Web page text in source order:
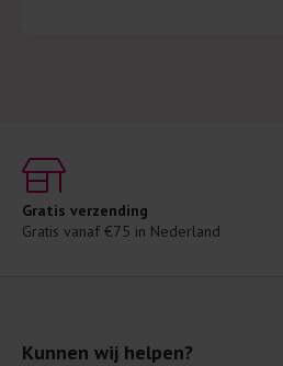
Gratis verzending
Gratis vanaf €75 in Nederland
Kunnen wij helpen?